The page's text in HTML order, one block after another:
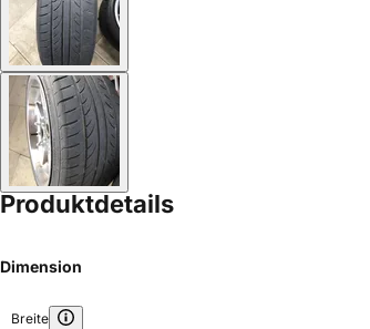
Produktdetails
Dimension
Breite